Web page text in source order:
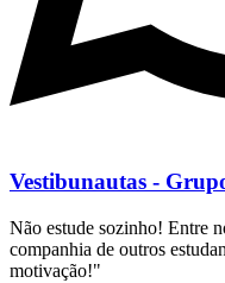
Vestibunautas -
Não estude sozinho! Entre
companhia de outros
motivação!"